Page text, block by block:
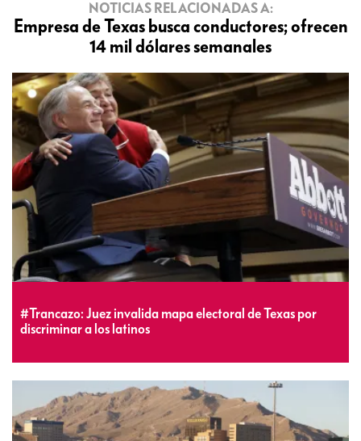
NOTICIAS RELACIONADAS A:
Empresa de Texas busca conductores; ofrecen
14 mil dólares semanales
#Trancazo: Juez invalida mapa electoral de Texas por
discriminar a los latinos